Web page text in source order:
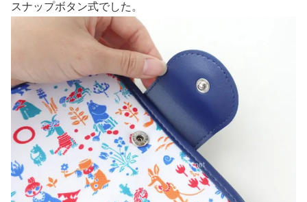
スナップボタン式でした。